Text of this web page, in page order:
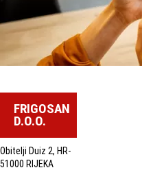
FRIGOSAN
D.O.O.
Obitelji Duiz 2, HR-
51000 RIJEKA